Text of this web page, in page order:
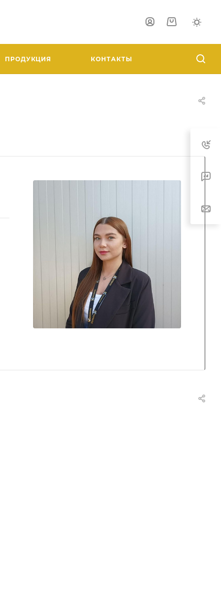
ПРОДУКЦИЯ КОНТАКТЫ